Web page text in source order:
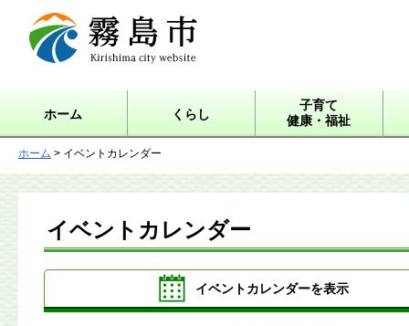
霧島市 Kirishima city
website
ホーム くらし
子育て
健康・福祉
ホーム > イベントカレンダー
イベントカレンダー
イベントカレンダーを表示